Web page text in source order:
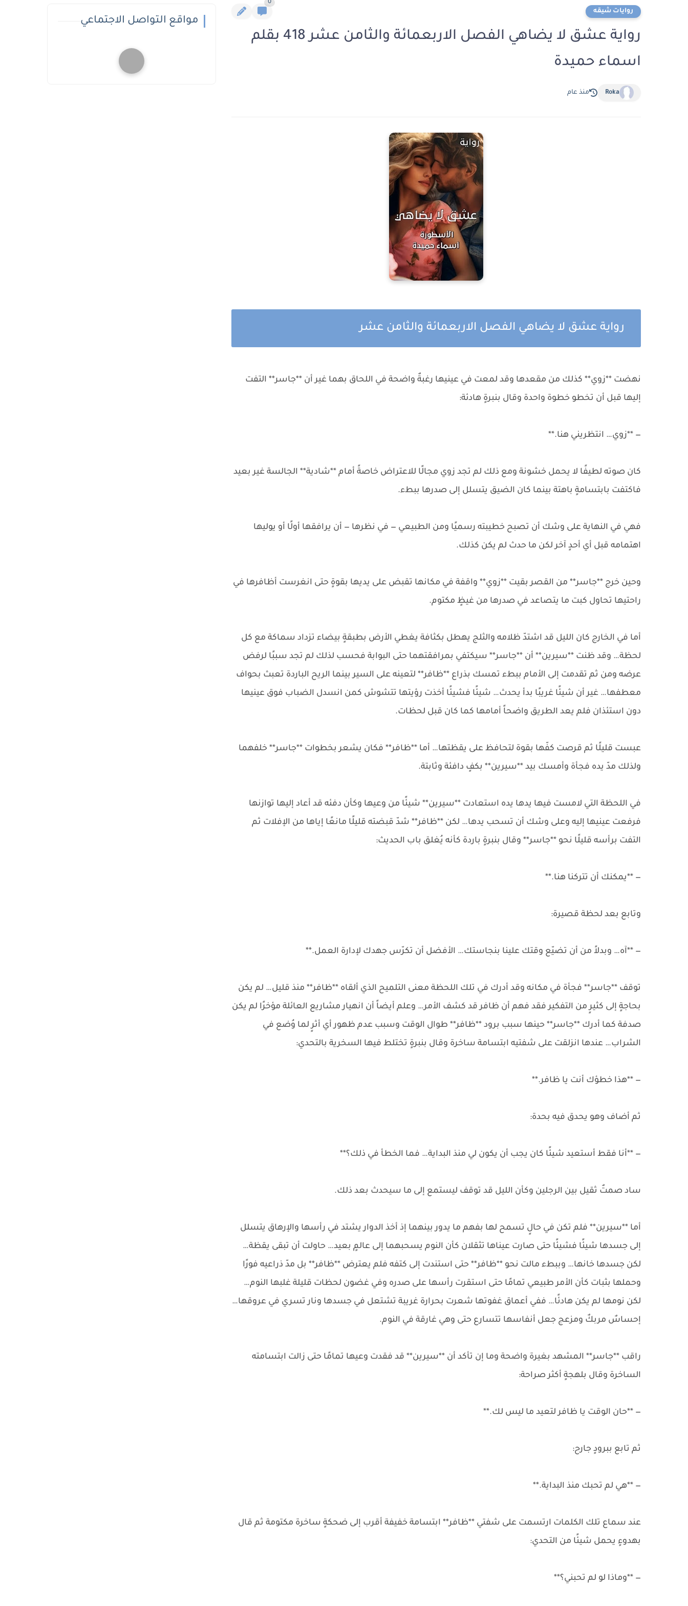
روايات شيقه
0
رواية عشق لا يضاهي الفصل الاربعمائة والثامن عشر 418 بقلم
اسماء حميدة
Roka منذ عام
رواية عشق لا يضاهي الفصل الاربعمائة والثامن عشر
نهضت **زوي** كذلك من مقعدها وقد لمعت في عينيها رغبةٌ واضحة في اللحاق بهما غير أن **جاسر** التفت
إليها قبل أن تخطو خطوة واحدة وقال بنبرةٍ هادئة:
— **زوي… انتظريني هنا.**
كان صوته لطيفًا لا يحمل خشونة ومع ذلك لم تجد زوي مجالًا للاعتراض خاصةً أمام **شادية** الجالسة غير بعيد
فاكتفت بابتسامةٍ باهتة بينما كان الضيق يتسلل إلى صدرها ببطء.
فهي في النهاية على وشك أن تصبح خطيبته رسميًا ومن الطبيعي — في نظرها — أن يرافقها أولًا أو يوليها
اهتمامه قبل أي أحدٍ آخر لكن ما حدث لم يكن كذلك.
وحين خرج **جاسر** من القصر بقيت **زوي** واقفة في مكانها تقبض على يديها بقوةٍ حتى انغرست أظافرها في
راحتيها تحاول كبت ما يتصاعد في صدرها من غيظٍ مكتوم.
أما في الخارج كان الليل قد اشتدّ ظلامه والثلج يهطل بكثافة يغطي الأرض بطبقةٍ بيضاء تزداد سماكة مع كل
لحظة… وقد ظنت **سيرين** أن **جاسر** سيكتفي بمرافقتهما حتى البوابة فحسب لذلك لم تجد سببًا لرفض
عرضه ومن ثم تقدمت إلى الأمام ببطء تمسك بذراع **ظافر** لتعينه على السير بينما الريح الباردة تعبث بحواف
معطفها… غير أن شيئًا غريبًا بدأ يحدث… شيئًا فشيئًا أخذت رؤيتها تتشوش كمن انسدل الضباب فوق عينيها
دون استئذان فلم يعد الطريق واضحاً أمامها كما كان قبل لحظات.
عبست قليلًا ثم قرصت كفّها بقوة لتحافظ على يقظتها… أما **ظافر** فكان يشعر بخطوات **جاسر** خلفهما
ولذلك مدّ يده فجأة وأمسك بيد **سيرين** بكفٍ دافئة وثابتة.
في اللحظة التي لامست فيها يدها يده استعادت **سيرين** شيئًا من وعيها وكأن دفئه قد أعاد إليها توازنها
فرفعت عينيها إليه وعلى وشك أن تسحب يدها… لكن **ظافر** شدّ قبضته قليلًا مانعًا إياها من الإفلات ثم
التفت برأسه قليلًا نحو **جاسر** وقال بنبرةٍ باردة كأنه يُغلق باب الحديث:
— **يمكنك أن تتركنا هنا.**
وتابع بعد لحظة قصيرة:
— **آه… وبدلاً من أن تضيّع وقتك علينا بنجاستك… الأفضل أن تكرّس جهدك لإدارة العمل.**
توقف **جاسر** فجأة في مكانه وقد أدرك في تلك اللحظة معنى التلميح الذي ألقاه **ظافر** منذ قليل… لم يكن
بحاجةٍ إلى كثيرٍ من التفكير فقد فهم أن ظافر قد كشف الأمر… وعلم أيضاً أن انهيار مشاريع العائلة مؤخرًا لم يكن
صدفة كما أدرك **جاسر** حينها سبب برود **ظافر** طوال الوقت وسبب عدم ظهور أي أثرٍ لما وُضع في
الشراب… عندها انزلقت على شفتيه ابتسامة ساخرة وقال بنبرةٍ تختلط فيها السخرية بالتحدي:
— **هذا خطؤك أنت يا ظافر.**
ثم أضاف وهو يحدق فيه بحدة:
— **أنا فقط أستعيد شيئًا كان يجب أن يكون لي منذ البداية… فما الخطأ في ذلك؟**
ساد صمتٌ ثقيل بين الرجلين وكأن الليل قد توقف ليستمع إلى ما سيحدث بعد ذلك.
أما **سيرين** فلم تكن في حالٍ تسمح لها بفهم ما يدور بينهما إذ أخذ الدوار يشتد في رأسها والإرهاق يتسلل
إلى جسدها شيئًا فشيئًا حتى صارت عيناها تثقلان كأن النوم يسحبهما إلى عالمٍ بعيد… حاولت أن تبقى يقظة…
لكن جسدها خانها… وببطء مالت نحو **ظافر** حتى استندت إلى كتفه فلم يعترض **ظافر** بل مدّ ذراعيه فورًا
وحملها بثبات كأن الأمر طبيعي تمامًا حتى استقرت رأسها على صدره وفي غضون لحظات قليلة غلبها النوم…
لكن نومها لم يكن هادئًا… ففي أعماق غفوتها شعرت بحرارة غريبة تشتعل في جسدها ونار تسري في عروقها…
إحساسٌ مربكٌ ومزعج جعل أنفاسها تتسارع حتى وهي غارقة في النوم.
راقب **جاسر** المشهد بغيرة واضحة وما إن تأكد أن **سيرين** قد فقدت وعيها تمامًا حتى زالت ابتسامته
الساخرة وقال بلهجةٍ أكثر صراحة:
— **حان الوقت يا ظافر لتعيد ما ليس لك.**
ثم تابع ببرودٍ جارح:
— **هي لم تحبك منذ البداية.**
عند سماع تلك الكلمات ارتسمت على شفتي **ظافر** ابتسامة خفيفة أقرب إلى ضحكةٍ ساخرة مكتومة ثم قال
بهدوءٍ يحمل شيئًا من التحدي:
— **وماذا لو لم تحبني؟**
مواقع التواصل الاجتماعي